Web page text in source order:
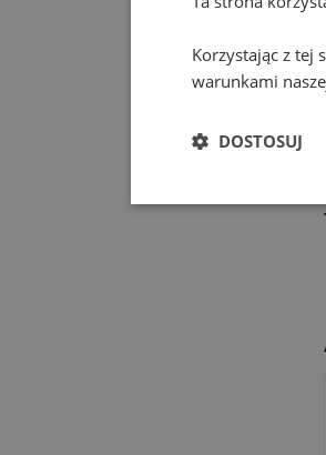
Korzystając z tej
warunkami
DOSTOSUJ